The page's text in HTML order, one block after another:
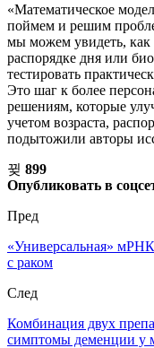
«Математическое
поймем и решим
мы можем увидеть,
распорядке дня или
тестировать
Это шаг к более
решениям, которые
учетом возраста,
подытожили авторы
899
Опубликовать в
Пред
«Универсальная»
с раком
След
Комбинация двух
симптомы деменции у